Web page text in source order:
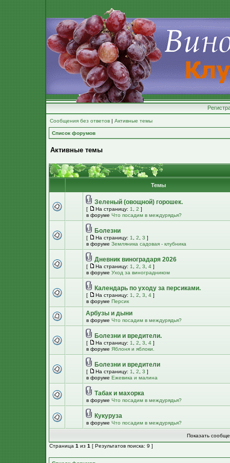
Сообщения без ответов | Активные темы
Список форумов
Активные темы
Темы
Зеленый (овощной) горошек.
[ На страницу: 1 2 ]
в форуме Что посадим в междурядья?
Болезни
[ На страницу: 1 2 3 ]
в форуме Земляника садовая - клубника
Дневник виноградаря 2026
[ На страницу: 1 2 3 4 ]
в форуме Уход за виноградником
Календарь по уходу за персиками.
[ На страницу: 1 2 3 4 ]
в форуме Персик
Арбузы и дыни
в форуме Что посадим в междурядья?
Болезни и вредители.
[ На страницу: 1 2 3 4 ]
в форуме Яблоня и яблоки.
Болезни и вредители
[ На страницу: 1 2 3 ]
в форуме Ежевика и малина
Табак и махорка
в форуме Что посадим в междурядья?
Кукуруза
в форуме Что посадим в междурядья?
Показать
Страница 1 из 1 [ Результатов поиска: 9 ]